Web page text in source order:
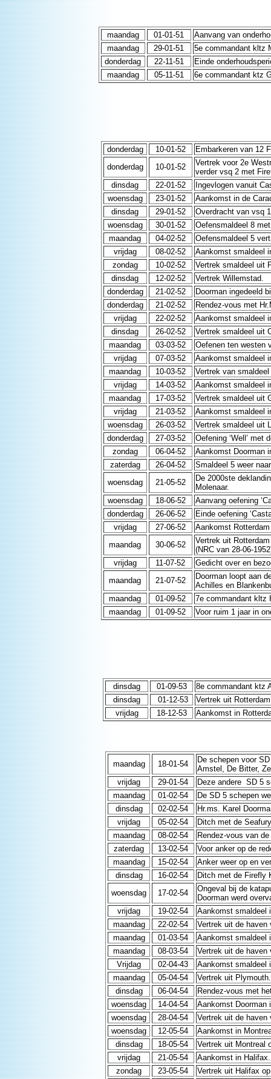
maandag 01-01-51
Aanvang van
maandag
29-01-51
5e commandant kltz
donderdag
22-11-51
Einde
maandag
05-11-51 6e commandant ktz
donderdag 10-01-52
Embarkeren van 12
donderdag
10-01-52
Vertrek voor 2e
verder vsq 2 met
dinsdag
22-01-52
Ingevlogen vanuit
woensdag
23-01-52
Aankomst in de
dinsdag
29-01-52
Overdracht van vsq
woensdag
30-01-52
Oefensmaldeel 8
maandag
04-02-52
Oefensmaldeel 5
vrijdag
08-02-52
Aankomst smaldeel
zondag
10-02-52
Vertrek smaldeel uit
dinsdag
12-02-52
Vertrek Willemstad.
donderdag
21-02-52
Doorman ingedeeld
donderdag
21-02-52
Rendez-vous met
vrijdag
22-02-52
Aankomst smaldeel
dinsdag
26-02-52
Vertrek smaldeel uit
maandag
03-03-52
Oefenen ten westen
vrijdag
07-03-52
Aankomst smaldeel
maandag
10-03-52
Vertrek van
vrijdag
14-03-52
Aankomst smaldeel
maandag
17-03-52
Vertrek smaldeel uit
vrijdag
21-03-52
Aankomst smaldeel
woensdag
26-03-52
Vertrek smaldeel uit
donderdag
27-03-52
Oefening ‘Well’ met
zondag
06-04-52
Aankomst Doorman
zaterdag
26-04-52
Smaldeel 5 weer
woensdag
21-05-52
De 2000ste
Molenaar.
woensdag
18-06-52
Aanvang oefening
donderdag
26-06-52
Einde oefening
vrijdag
27-06-52
Aankomst
maandag
30-06-52
Vertrek uit
(NRC van 28-06-
vrijdag
11-07-52
Gedicht over en
maandag
21-07-52
Doorman loopt aan
Achilles en
maandag
01-09-52
7e commandant kltz
maandag
01-09-52 Voor ruim 1 jaar in
dinsdag 01-09-53
8e commandant ktz
dinsdag
01-12-53
Vertrek uit
vrijdag
18-12-53 Aankomst in
maandag 18-01-54
De schepen voor
Amstel, De Bitter,
vrijdag
29-01-54
Deze andere SD 5
maandag
01-02-54
De SD 5 schepen
dinsdag
02-02-54
Hr.ms. Karel
vrijdag
05-02-54
Ditch met de
maandag
08-02-54
Rendez-vous van
zaterdag
13-02-54
Voor anker op de
maandag
15-02-54
Anker weer op en
dinsdag
16-02-54
Ditch met de Firefly
woensdag
17-02-54
Ongeval bij de
Doorman werd
vrijdag
19-02-54
Aankomst smaldeel
maandag
22-02-54
Vertrek uit de haven
maandag
01-03-54
Aankomst smaldeel
maandag
08-03-54
Vertrek uit de haven
Vrijdag
02-04-43
Aankomst smaldeel
maandag
05-04-54
Vertrek uit Plymouth.
dinsdag
06-04-54
Rendez-vous met
woensdag
14-04-54
Aankomst Doorman
woensdag
28-04-54
Vertrek uit de haven
woensdag
12-05-54
Aankomst in
dinsdag
18-05-54
Vertrek uit Montreal
vrijdag
21-05-54
Aankomst in Halifax.
zondag
23-05-54
Vertrek uit Halifax